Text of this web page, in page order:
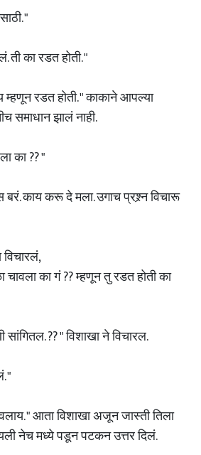
"
ती का रडत होती. "
म्हणून रडत होती. " काकाने आपल्या
समाधान झालं नाही.
का ?? "
काय करू दे मला. उगाच प्रश्र्न विचारू
चावला का गं ?? म्हणून तु रडत होती का
?? " विशाखा ने विचारल.
"
" आता विशाखा अजून जास्ती तिला
नेच मध्ये पडून पटकन उत्तर दिलं.